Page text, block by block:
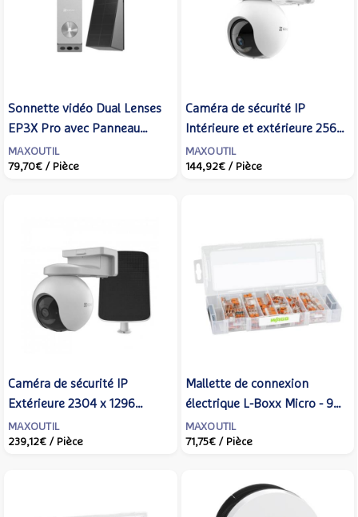
Sonnette vidéo Dual Lenses
EP3X Pro avec Panneau
solaire Argenté - EZVIZ -
318500154
MAXOUTIL
79,70€ / Pièce
Caméra de sécurité IP
Intérieure et extérieure 2560
x 1440 pixels Plafond -
EZVIZ - HB8 Sphérique -
MAXOUTIL
144,92€ / Pièce
Caméra de sécurité IP
Extérieure 2304 x 1296
pixels Plafond/mur - EZVIZ -
EB8 4G + Solar panel E
MAXOUTIL
239,12€ / Pièce
Mallette de connexion
électrique L-Boxx Micro - 93
bornes 221 4 mm² dont
Inline - WAGO - 887-803
MAXOUTIL
71,75€ / Pièce